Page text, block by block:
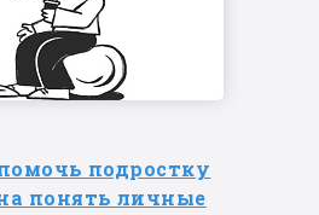
подростку
понять личные